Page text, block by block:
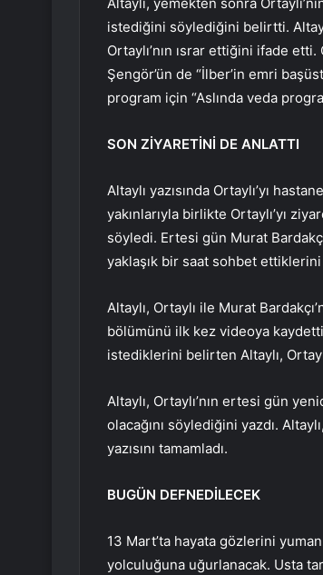
istediğini söylediğini belirtti.
Ortaylı’nın ısrar ettiğini ifade
Şengör’ün de “İlber’in emri
program için “Aslında veda
SON ZİYARETİNİ DE ANLATTI
Altaylı yazısında Ortaylı’yı
yakınlarıyla birlikte Ortaylı’yı
söyledi. Ertesi gün Murat
yaklaşık bir saat sohbet ettiklerini
Altaylı, Ortaylı ile Murat
bölümünü ilk kez videoya
istediklerini belirten Altaylı,
Altaylı, Ortaylı’nın ertesi gün
olacağını söylediğini yazdı.
yazısını tamamladı.
BUGÜN DEFNEDİLECEK
13 Mart’ta hayata gözlerini
yolculuğuna uğurlanacak. Usta